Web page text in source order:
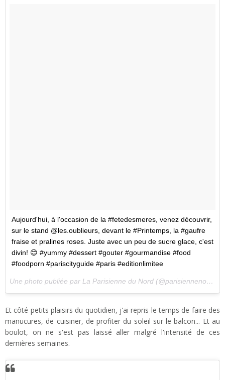
Aujourd'hui, à l'occasion de la #fetedesmeres, venez découvrir,
sur le stand @les.oublieurs, devant le #Printemps, la #gaufre
fraise et pralines roses. Juste avec un peu de sucre glace, c'est
divin! 😊 #yummy #dessert #gouter #gourmandise #food
#foodporn #pariscityguide #paris #editionlimitee
Une photo publiée par La Parisienne du Nord (@parisiennenord) le
Et côté petits plaisirs du quotidien, j'ai repris le temps de faire des
manucures, de cuisiner, de profiter du soleil sur le balcon... Et au
boulot, on ne s'est pas laissé aller malgré l'intensité de ces
dernières semaines.